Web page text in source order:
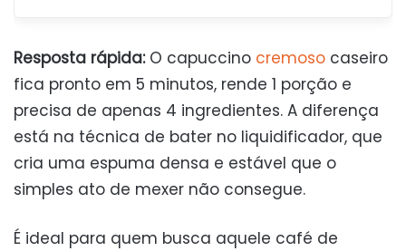
Resposta rápida:O capuccino cremoso caseiro
fica pronto em 5 minutos, rende 1 porção e
precisa de apenas 4 ingredientes. A diferença
está na técnica de bater no liquidificador, que
cria uma espuma densa e estável que o
simples ato de mexer não consegue.
É ideal para quem busca aquele café de